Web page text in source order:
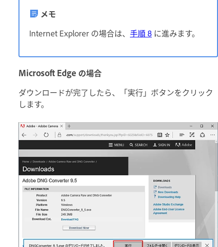
メモ
Internet Explorer の場合は、 手順 8 に進みます。
Microsoft Edge の場合
ダウンロードが完了したら、「実行」ボタンをクリック
します。